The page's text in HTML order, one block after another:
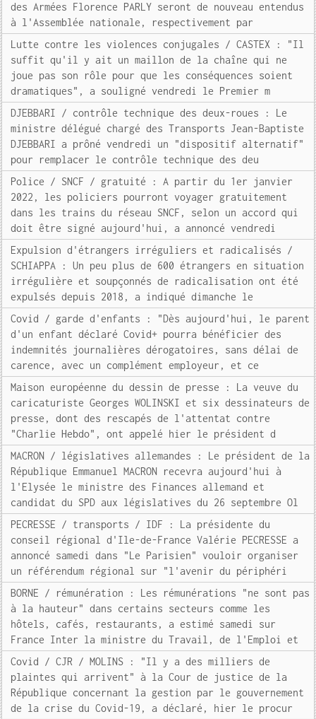
des Armées Florence PARLY seront de nouveau entendus
à l'Assemblée nationale, respectivement par
Lutte contre les violences conjugales / CASTEX : "Il
suffit qu'il y ait un maillon de la chaîne qui ne
joue pas son rôle pour que les conséquences soient
dramatiques", a souligné vendredi le Premier m
DJEBBARI / contrôle technique des deux-roues : Le
ministre délégué chargé des Transports Jean-Baptiste
DJEBBARI a prôné vendredi un "dispositif alternatif"
pour remplacer le contrôle technique des deu
Police / SNCF / gratuité : A partir du 1er janvier
2022, les policiers pourront voyager gratuitement
dans les trains du réseau SNCF, selon un accord qui
doit être signé aujourd'hui, a annoncé vendredi
Expulsion d'étrangers irréguliers et radicalisés /
SCHIAPPA : Un peu plus de 600 étrangers en situation
irrégulière et soupçonnés de radicalisation ont été
expulsés depuis 2018, a indiqué dimanche le
Covid / garde d'enfants : "Dès aujourd'hui, le parent
d'un enfant déclaré Covid+ pourra bénéficier des
indemnités journalières dérogatoires, sans délai de
carence, avec un complément employeur, et ce
Maison européenne du dessin de presse : La veuve du
caricaturiste Georges WOLINSKI et six dessinateurs de
presse, dont des rescapés de l'attentat contre
"Charlie Hebdo", ont appelé hier le président d
MACRON / législatives allemandes : Le président de la
République Emmanuel MACRON recevra aujourd'hui à
l'Elysée le ministre des Finances allemand et
candidat du SPD aux législatives du 26 septembre Ol
PECRESSE / transports / IDF : La présidente du
conseil régional d'Ile-de-France Valérie PECRESSE a
annoncé samedi dans "Le Parisien" vouloir organiser
un référendum régional sur "l'avenir du périphéri
BORNE / rémunération : Les rémunérations "ne sont pas
à la hauteur" dans certains secteurs comme les
hôtels, cafés, restaurants, a estimé samedi sur
France Inter la ministre du Travail, de l'Emploi et
Covid / CJR / MOLINS : "Il y a des milliers de
plaintes qui arrivent" à la Cour de justice de la
République concernant la gestion par le gouvernement
de la crise du Covid-19, a déclaré, hier le procur